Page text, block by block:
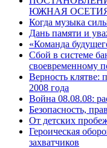
ЮЖНАЯ
Когда музыка
Дань памяти и
«Команда
Сбой в системе
своевременному
Верность клятве:
2008 года
Война 08.08.08:
Безопасность,
От детских
Героическая
захватчиков